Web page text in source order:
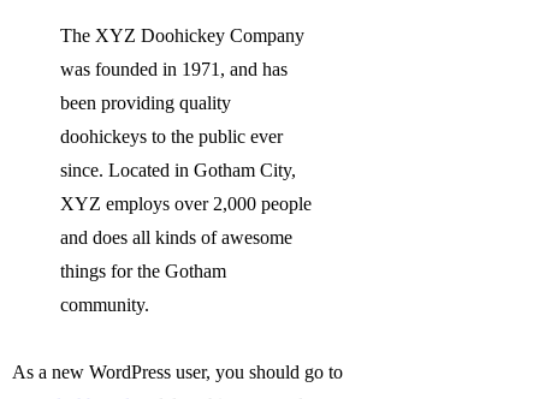
The XYZ Doohickey Company
was founded in 1971, and has
been providing quality
doohickeys to the public ever
since. Located in Gotham City,
XYZ employs over 2,000 people
and does all kinds of awesome
things for the Gotham
community.
As a new WordPress user, you should go to